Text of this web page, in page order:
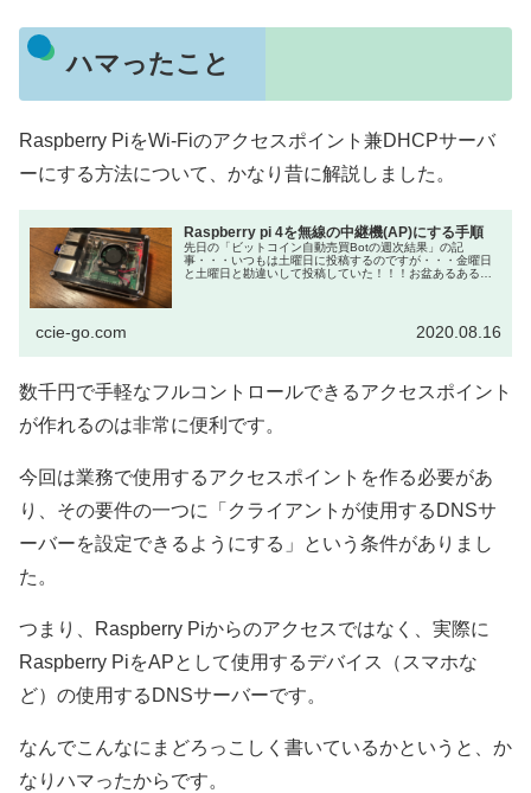
ハマったこと
Raspberry PiをWi-Fiのアクセスポイント兼DHCPサーバ
ーにする方法について、かなり昔に解説しました。
Raspberry pi 4を無線の中継機(AP)にする手順
先日の「ビットコイン自動売買Botの週次結果」の記
事・・・いつもは土曜日に投稿するのですが・・・金曜日
と土曜日と勘違いして投稿していた！！！お盆あるあるで
ccie-go.com 2020.08.16
数千円で手軽なフルコントロールできるアクセスポイント
が作れるのは非常に便利です。
今回は業務で使用するアクセスポイントを作る必要があ
り、その要件の一つに「クライアントが使用するDNSサ
ーバーを設定できるようにする」という条件がありまし
た。
つまり、Raspberry Piからのアクセスではなく、実際に
Raspberry PiをAPとして使用するデバイス（スマホな
ど）の使用するDNSサーバーです。
なんでこんなにまどろっこしく書いているかというと、か
なりハマったからです。